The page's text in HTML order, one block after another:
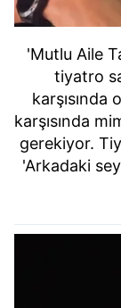
'Mutlu Aile
tiyatro
karşısında
karşısında
gerekiyor.
'Arkadaki